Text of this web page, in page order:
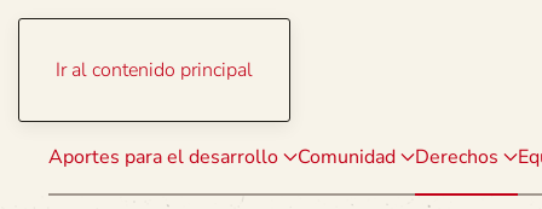
Ir al contenido principal
Aportes para el desarrollo Comunidad Derechos